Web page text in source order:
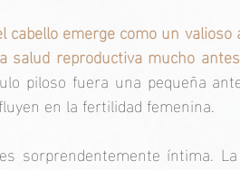
emerge como un valioso
salud reproductiva mucho
piloso fuera una pequeña
en la fertilidad femenina.
sorprendentemente íntima.